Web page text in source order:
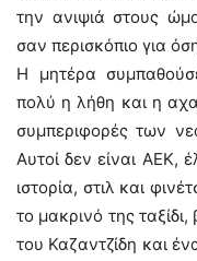
την ανιψιά στους
σαν περισκόπιο για
Η μητέρα
πολύ η λήθη και η
συμπεριφορές των
Αυτοί δεν είναι ΑΕΚ,
ιστορία, στιλ και
το μακρινό της
του Καζαντζίδη και